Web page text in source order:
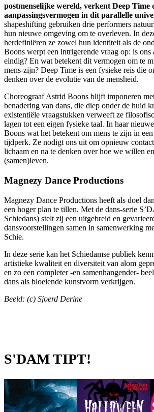
postmenselijke wereld, verkent Deep Time
aanpassingsvermogen in dit parallelle
shapeshifting gebruiken drie performers
hun nieuwe omgeving om te overleven. In
herdefiniëren ze zowel hun identiteit als de
Boons werpt een intrigerende vraag op: is ons
eindig? En wat betekent dit vermogen om te
mens-zijn? Deep Time is een fysieke reis die
denken over de evolutie van de mensheid.
Choreograaf Astrid Boons blijft imponeren
benadering van dans, die diep onder de huid
existentiële vraagstukken verweeft ze
lagen tot een eigen fysieke taal. In haar
Boons wat het betekent om mens te zijn in
tijdperk. Ze nodigt ons uit om opnieuw
lichaam en na te denken over hoe we willen
(samen)leven.
Magnezy Dance Productions
Magnezy Dance Productions heeft als doel
een hoger plan te tillen. Met de dans-serie
Schiedans) stelt zij een uitgebreid en
dansvoorstellingen samen in samenwerking
Schie.
In deze serie kan het Schiedamse publiek
artistieke kwaliteit en diversiteit van alom
en zo een completer -en samenhangender-
dans als bloeiende kunstvorm verkrijgen.
Beeld: (c) Sjoerd Derine
S'DAM TIPT!